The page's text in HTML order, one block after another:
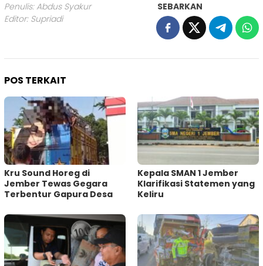
Penulis: Abdus Syakur
Editor: Supriadi
SEBARKAN
POS TERKAIT
Kru Sound Horeg di
Jember Tewas Gegara
Terbentur Gapura Desa
Kepala SMAN 1 Jember
Klarifikasi Statemen yang
Keliru